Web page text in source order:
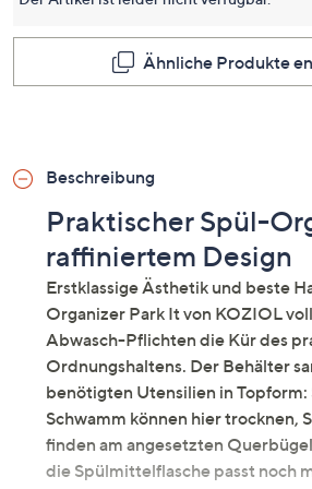
Ähnliche Produkte
Beschreibung
Praktischer Spül-
raffiniertem Design
Erstklassige Ästhetik und beste
Organizer Park It von KOZIOL
Abwasch-Pflichten die Kür des
Ordnungshaltens. Der Behälter
benötigten Utensilien in
Schwamm können hier trocknen,
finden am angesetzten
die Spülmittelflasche passt noch